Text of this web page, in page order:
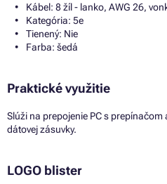
Kábel: 8 žíl - lanko, AWG 26,
Kategória: 5e
Tienený: Nie
Farba: šedá
Praktické využitie
Slúži na prepojenie PC s
dátovej zásuvky.
LOGO blister